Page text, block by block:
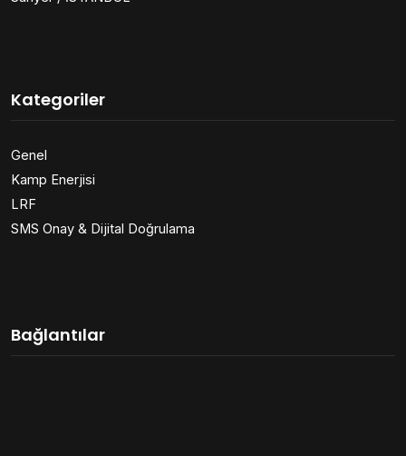
Kategoriler
Genel
Kamp Enerjisi
LRF
SMS Onay & Dijital Doğrulama
Bağlantılar